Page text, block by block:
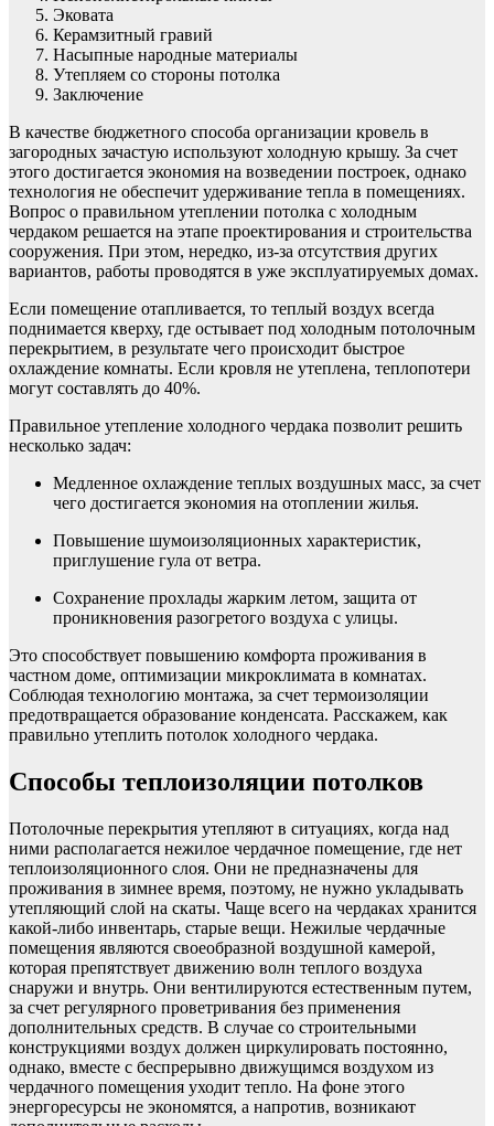
Эковата
Керамзитный гравий
Насыпные народные материалы
Утепляем со стороны потолка
Заключение
В качестве бюджетного способа организации кровель в
загородных зачастую используют холодную крышу. За счет
этого достигается экономия на возведении построек, однако
технология не обеспечит удерживание тепла в помещениях.
Вопрос о правильном утеплении потолка с холодным
чердаком решается на этапе проектирования и строительства
сооружения. При этом, нередко, из-за отсутствия других
вариантов, работы проводятся в уже эксплуатируемых домах.
Если помещение отапливается, то теплый воздух всегда
поднимается кверху, где остывает под холодным потолочным
перекрытием, в результате чего происходит быстрое
охлаждение комнаты. Если кровля не утеплена, теплопотери
могут составлять до 40%.
Правильное утепление холодного чердака позволит решить
несколько задач:
Медленное охлаждение теплых воздушных масс, за счет
чего достигается экономия на отоплении жилья.
Повышение шумоизоляционных характеристик,
приглушение гула от ветра.
Сохранение прохлады жарким летом, защита от
проникновения разогретого воздуха с улицы.
Это способствует повышению комфорта проживания в
частном доме, оптимизации микроклимата в комнатах.
Соблюдая технологию монтажа, за счет термоизоляции
предотвращается образование конденсата. Расскажем, как
правильно утеплить потолок холодного чердака.
Способы теплоизоляции потолков
Потолочные перекрытия утепляют в ситуациях, когда над
ними располагается нежилое чердачное помещение, где нет
теплоизоляционного слоя. Они не предназначены для
проживания в зимнее время, поэтому, не нужно укладывать
утепляющий слой на скаты. Чаще всего на чердаках хранится
какой-либо инвентарь, старые вещи. Нежилые чердачные
помещения являются своеобразной воздушной камерой,
которая препятствует движению волн теплого воздуха
снаружи и внутрь. Они вентилируются естественным путем,
за счет регулярного проветривания без применения
дополнительных средств. В случае со строительными
конструкциями воздух должен циркулировать постоянно,
однако, вместе с беспрерывно движущимся воздухом из
чердачного помещения уходит тепло. На фоне этого
энергоресурсы не экономятся, а напротив, возникают